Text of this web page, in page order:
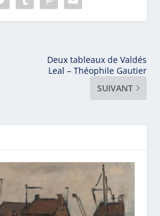
Deux tableaux de Valdés
Leal – Théophile Gautier
SUIVANT